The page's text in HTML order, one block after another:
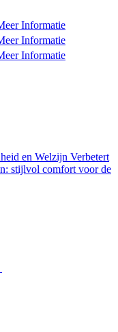
Informatie
Informatie
Informatie
en Welzijn Verbetert
stijlvol comfort voor de